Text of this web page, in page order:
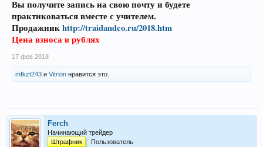
Вы получите запись на свою почту и будете
практиковаться вместе с учителем.
Продажникhttp://traidandco.ru/2018.htm
Цена взноса в рублях
17 фев 2018
mfkzt243 и Vitrion нравится это.
Ferch
Начинающий трейдер
Штрафник
Пользователь